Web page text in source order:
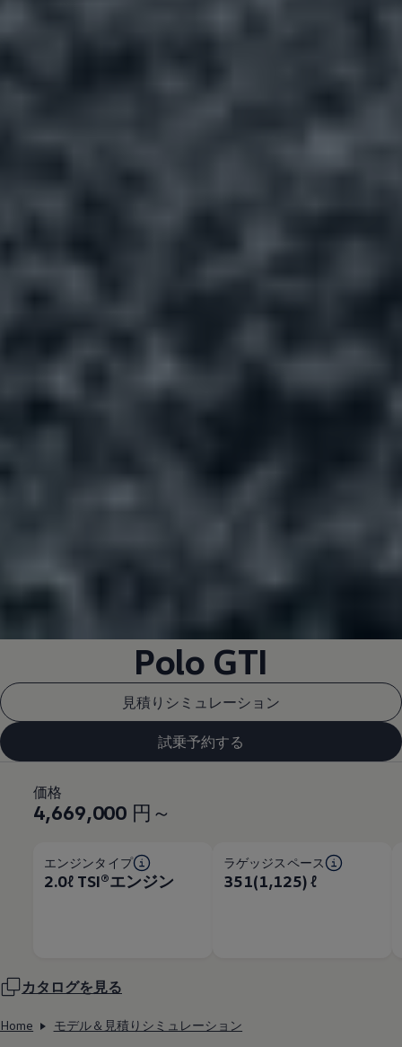
Polo GTI
見積りシミュレーション
試乗予約する
価格
4,669,000 円～
エンジンタイプ
2.0ℓ TSI®エンジン
ラゲッジスペース
351(1,125) ℓ
カタログを見る
Home モデル＆見積りシミュレーション